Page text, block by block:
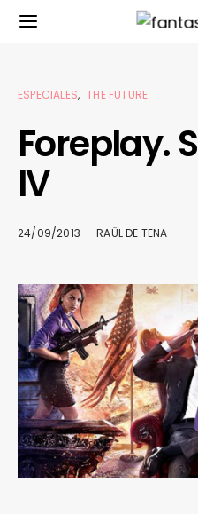
ESPECIALES THE FUTURE
Foreplay.
IV
24/09/2013 RAÜL DE TENA